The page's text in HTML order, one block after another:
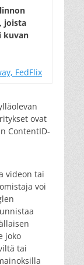
joista
kuvan
FedFlix
ovat
ContentID-
videon tai
voi
joko
tai